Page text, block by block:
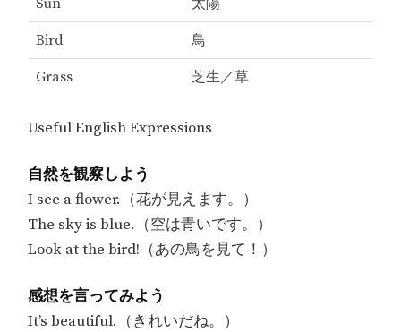
Bird 鳥
Grass 芝生／草
Useful English Expressions
自然を観察しよう
I see a flower.（花が見えます。）
The sky is blue.（空は青いです。）
Look at the bird!（あの鳥を見て！）
感想を言ってみよう
It’s beautiful.（きれいだね。）